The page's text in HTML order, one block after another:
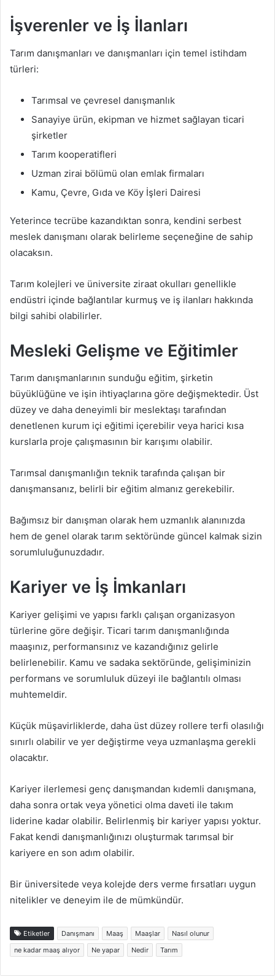
İşverenler ve İş İlanları
Tarım danışmanları ve danışmanları için temel istihdam
türleri:
Tarımsal ve çevresel danışmanlık
Sanayiye ürün, ekipman ve hizmet sağlayan ticari
şirketler
Tarım kooperatifleri
Uzman zirai bölümü olan emlak firmaları
Kamu, Çevre, Gıda ve Köy İşleri Dairesi
Yeterince tecrübe kazandıktan sonra, kendini serbest
meslek danışmanı olarak belirleme seçeneğine de sahip
olacaksın.
Tarım kolejleri ve üniversite ziraat okulları genellikle
endüstri içinde bağlantılar kurmuş ve iş ilanları hakkında
bilgi sahibi olabilirler.
Mesleki Gelişme ve Eğitimler
Tarım danışmanlarının sunduğu eğitim, şirketin
büyüklüğüne ve işin ihtiyaçlarına göre değişmektedir. Üst
düzey ve daha deneyimli bir meslektaşı tarafından
denetlenen kurum içi eğitimi içerebilir veya harici kısa
kurslarla proje çalışmasının bir karışımı olabilir.
Tarımsal danışmanlığın teknik tarafında çalışan bir
danışmansanız, belirli bir eğitim almanız gerekebilir.
Bağımsız bir danışman olarak hem uzmanlık alanınızda
hem de genel olarak tarım sektöründe güncel kalmak sizin
sorumluluğunuzdadır.
Kariyer ve İş İmkanları
Kariyer gelişimi ve yapısı farklı çalışan organizasyon
türlerine göre değişir. Ticari tarım danışmanlığında
maaşınız, performansınız ve kazandığınız gelirle
belirlenebilir. Kamu ve sadaka sektöründe, gelişiminizin
performans ve sorumluluk düzeyi ile bağlantılı olması
muhtemeldir.
Küçük müşavirliklerde, daha üst düzey rollere terfi olasılığı
sınırlı olabilir ve yer değiştirme veya uzmanlaşma gerekli
olacaktır.
Kariyer ilerlemesi genç danışmandan kıdemli danışmana,
daha sonra ortak veya yönetici olma daveti ile takım
liderine kadar olabilir. Belirlenmiş bir kariyer yapısı yoktur.
Fakat kendi danışmanlığınızı oluşturmak tarımsal bir
kariyere en son adım olabilir.
Bir üniversitede veya kolejde ders verme fırsatları uygun
nitelikler ve deneyim ile de mümkündür.
Etiketler Danışmanı Maaş Maaşlar
Nasıl olunur
ne kadar maaş alıyor
Ne yapar Nedir Tarım